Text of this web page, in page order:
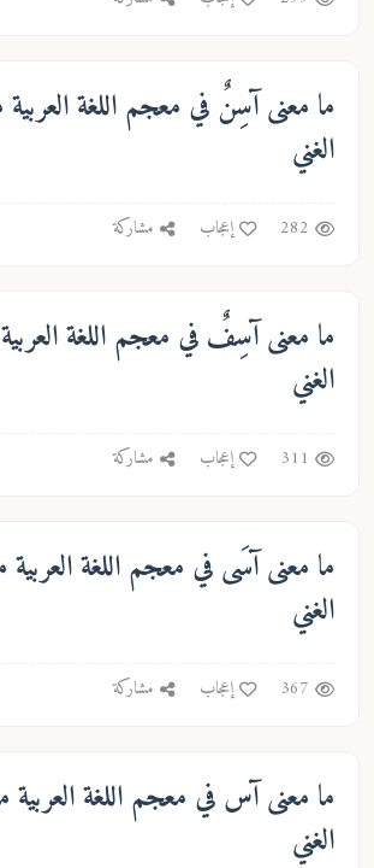
ما معنىآسِنٌفي معجم اللغة العربية
الغني
282 إعجاب مشاركة
ما معنىآسِفٌفي معجم اللغة
الغني
311 إعجاب مشاركة
ما معنىآسَىفي معجم اللغة العربية
الغني
367 إعجاب مشاركة
ما معنىآسفي معجم اللغة العربية
الغني